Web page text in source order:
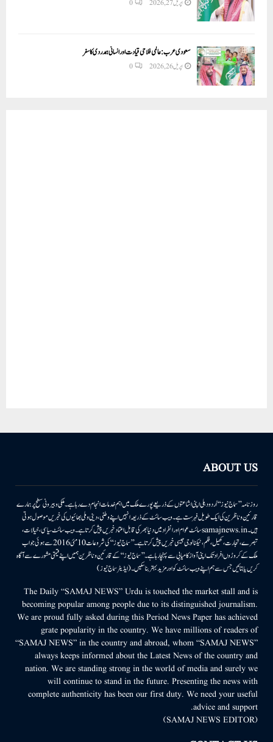
اپریل 27, 2026 0
سعودی عرب: عالمی فلاحی قیادت اور انسانی ہمدردی کا سفر
اپریل 26, 2026 0
ABOUT US
روزنامہ ’’سماج نیوز‘‘ اُردو دہلی اپنی اشاعتوں کے ذریعے پورے ملک میں اہم خدمات انجام دے رہا ہے۔ ملکی وبیرونی سطح پر ہمارے
قارئین وناظرین کی ایک طویل فہرست ہے۔ ویب سائٹ کے ذریعہ انہیں اپنے وطنی، دینی وملی بھائیوں کی خبریں موصول ہوتی
ہیں۔samajnews.inسائٹ عوام اور انفراد میں دنیا بھر کی قابل اعتماد خبریں پیش کرتا ہے۔ ویب سائٹ سیاسی، خیالات،
تبصرے، تجارت، کھیل، فلم، ٹیکنالوجی جیسی خبریں پیش کرتا ہے۔ ’’سماج نیوز‘‘ کی شروعات 10مئی 2016 سے ہوئی جو اب
ملک کے کروڑوں افراد تک اپنی آواز کامیابی سے پہنچا رہا ہے۔ ’’سماج نیوز‘‘ کے قارئین وناظرین ہمیں اپنے قیمتی مشورے سے آگاہ
کریں یا بتائیں جس سے ہم اپنے ویب سائٹ کو اور مزید بہتر بناسکیں۔ (ایڈیٹر سماج نیوز)
The Daily “SAMAJ NEWS” Urdu is touched the market stall and is
becoming popular among people due to its distinguished journalism.
We are proud fully asked during this Period News Paper has achieved
grate popularity in the country. We have millions of readers of
“SAMAJ NEWS” in the country and abroad, whom “SAMAJ NEWS”
always keeps informed about the Latest News of the country and
nation. We are standing strong in the world of media and surely we
will continue to stand in the future. Presenting the news with
complete authenticity has been our first duty. We need your useful
advice and support.
(SAMAJ NEWS EDITOR)